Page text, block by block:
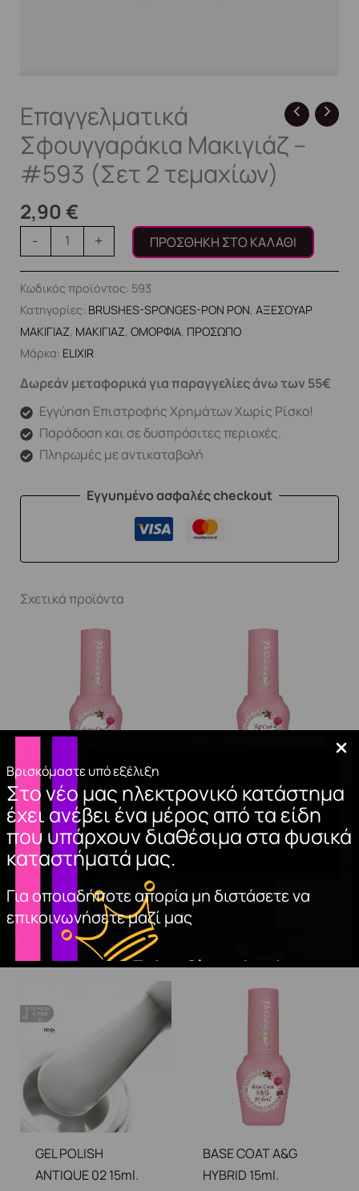
Βρισκόμαστε υπό εξέλιξη
Στο νέο μας ηλεκτρονικό κατάστημα
έχει ανέβει ένα μέρος από τα είδη
που υπάρχουν διαθέσιμα στα φυσικά
καταστήματά μας.
Για οποιαδήποτε απορία μη διστάσετε να
επικοινωνήσετε μαζί μας
Επαγγελματικά
Σφουγγαράκια Μακιγιάζ –
#593 (Σετ 2 τεμαχίων)
2,90 €
- + ΠΡΟΣΘΉΚΗ ΣΤΟ ΚΑΛΆΘΙ
Κωδικός προϊόντος: 593
Κατηγορίες: BRUSHES-SPONGES-PON PON, ΑΞΕΣΟΥΑΡ
ΜΑΚΙΓΙΑΖ, ΜΑΚΙΓΙΑΖ, ΟΜΟΡΦΙΑ, ΠΡΟΣΩΠΟ
Μάρκα: ELIXIR
Δωρεάν μεταφορικά για παραγγελίες άνω των 55€
Εγγύηση Επιστροφής Χρημάτων Χωρίς Ρίσκο!
Παράδοση και σε δυσπρόσιτες περιοχές.
Πληρωμές με αντικαταβολή
Εγγυημένο ασφαλές checkout
Σχετικά προϊόντα
BASE COAT CLASSIC
(Hema Free)
10,50€
ΠΡΟΣΘΉΚΗ
ΣΤΟ ΚΑΛΆΘΙ
TOP COAT NON
WIPE NON HEAT
(Hema Free)
ΠΡΟΣΘΉΚΗ
GEL POLISH
ANTIQUE 02 15ml.
BASE COAT A&G
HYBRID 15ml.